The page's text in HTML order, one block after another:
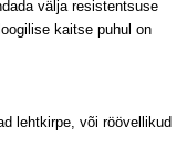
välja resistentsuse
kaitse puhul on
lehtkirpe, või röövellikud